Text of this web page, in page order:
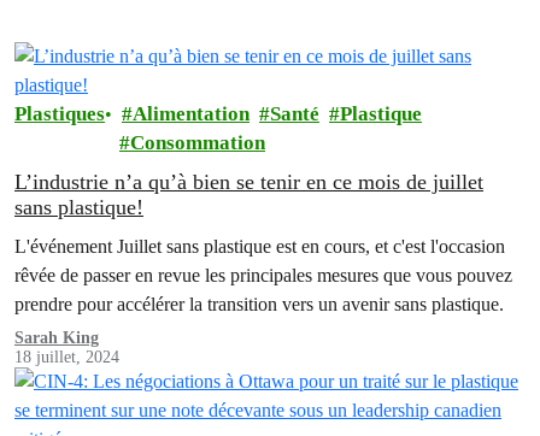
Plastiques Alimentation Santé
Plastique
Consommation
L’industrie n’a qu’à bien se tenir en ce mois de juillet
sans plastique!
L'événement Juillet sans plastique est en cours, et c'est l'occasion
rêvée de passer en revue les principales mesures que vous pouvez
prendre pour accélérer la transition vers un avenir sans plastique.
Sarah King
18 juillet, 2024